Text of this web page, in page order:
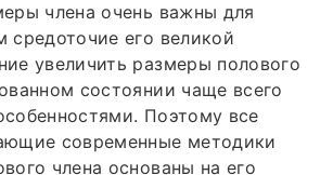
члена очень важны для
его великой
увеличить размеры полового
состоянии чаще всего
Поэтому все
современные методики
члена основаны на его